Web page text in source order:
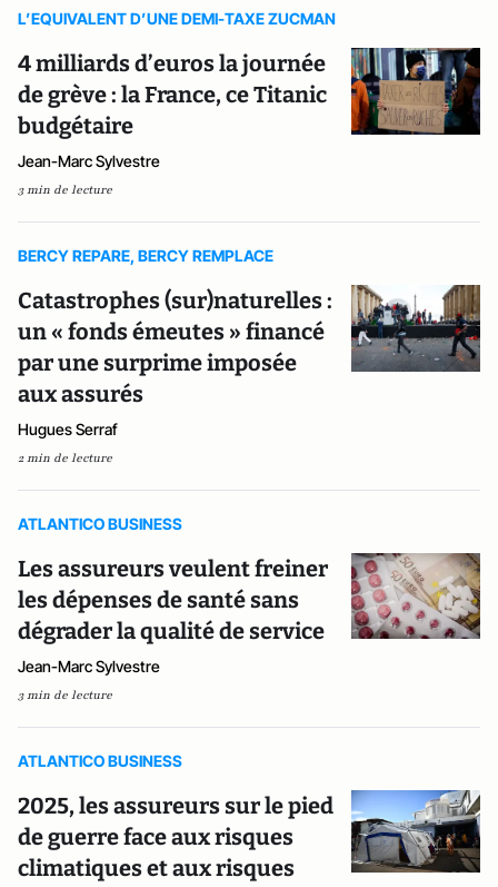
L’EQUIVALENT D’UNE DEMI-TAXE ZUCMAN
4 milliards d’euros la journée
de grève : la France, ce Titanic
budgétaire
Jean-Marc Sylvestre
3 min de lecture
BERCY REPARE, BERCY REMPLACE
Catastrophes (sur)naturelles :
un « fonds émeutes » financé
par une surprime imposée
aux assurés
Hugues Serraf
2 min de lecture
ATLANTICO BUSINESS
Les assureurs veulent freiner
les dépenses de santé sans
dégrader la qualité de service
Jean-Marc Sylvestre
3 min de lecture
ATLANTICO BUSINESS
2025, les assureurs sur le pied
de guerre face aux risques
climatiques et aux risques